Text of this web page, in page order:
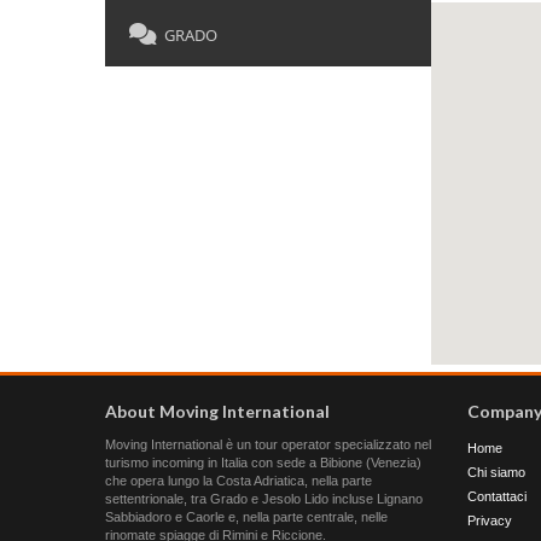
GRADO
About Moving International
Moving International è un tour operator specializzato nel
turismo incoming in Italia con sede a Bibione (Venezia)
che opera lungo la Costa Adriatica, nella parte
settentrionale, tra Grado e Jesolo Lido incluse Lignano
Sabbiadoro e Caorle e, nella parte centrale, nelle
rinomate spiagge di Rimini e Riccione.
Company
Home
Chi siamo
Contattaci
Privacy